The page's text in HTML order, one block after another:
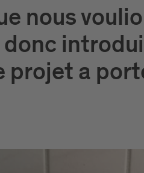
nous
projet a